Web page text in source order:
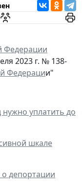
Федерации
2023 г. № 138-
Федерации"
уплатить до
шкале
депортации